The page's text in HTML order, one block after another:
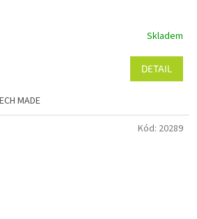
Skladem
DETAIL
MADE
Kód: 20289